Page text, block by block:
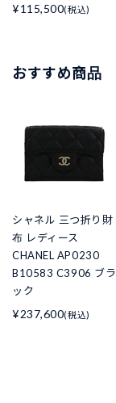
¥115,500(税込)
おすすめ商品
シャネル 三つ折り財
布 レディース
CHANEL AP0230
B10583 C3906 ブラ
ック
¥237,600(税込)